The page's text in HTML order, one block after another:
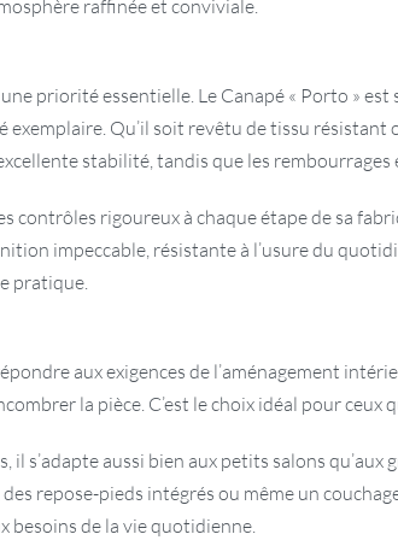
raffinée et conviviale.
priorité essentielle. Le Canapé « Porto »
Qu’il soit revêtu de tissu
stabilité, tandis que les
contrôles rigoureux à chaque étape de sa
impeccable, résistante à l’usure du
pratique.
aux exigences de l’aménagement
la pièce. C’est le choix idéal pour
s’adapte aussi bien aux petits salons
repose-pieds intégrés ou même un
besoins de la vie quotidienne.